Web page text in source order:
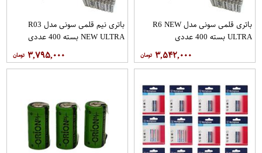
باتری قلمی سونی مدل R6 NEW
ULTRA بسته 400 عددی
۳,۵۴۲,۰۰۰
باتری نیم قلمی سونی مدل R03
NEW ULTRA بسته 400 عددی
۳,۷۹۵,۰۰۰